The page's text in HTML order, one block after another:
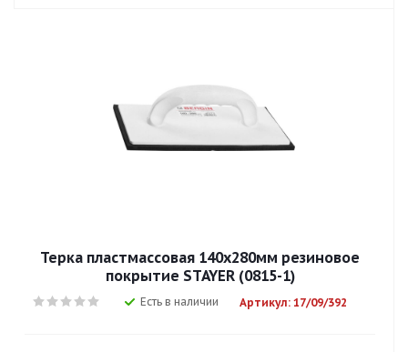
Терка пластмассовая 140х280мм резиновое
покрытие STAYER (0815-1)
Есть в наличии Артикул: 17/09/392